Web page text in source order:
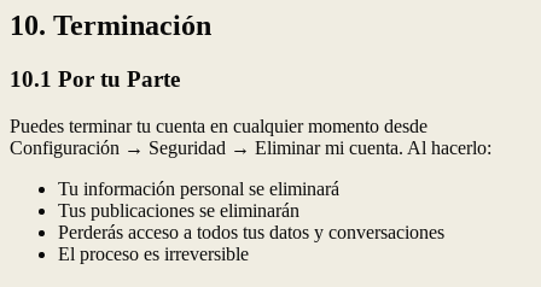
10. Terminación
10.1 Por tu Parte
Puedes terminar tu cuenta en cualquier momento desde
Configuración → Seguridad → Eliminar mi cuenta. Al hacerlo:
Tu información personal se eliminará
Tus publicaciones se eliminarán
Perderás acceso a todos tus datos y conversaciones
El proceso es irreversible